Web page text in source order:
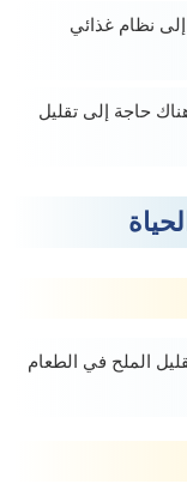
نظام غذائي
حاجة إلى تقليل
الملح في الطعام